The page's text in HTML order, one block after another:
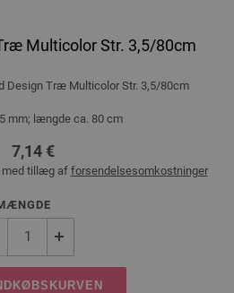
Multicolor Str. 3,5/80cm
Design Træ Multicolor Str. 3,5/80cm
mm; længde ca. 80 cm
7,14 €
med tillæg af forsendelsesomkostninger